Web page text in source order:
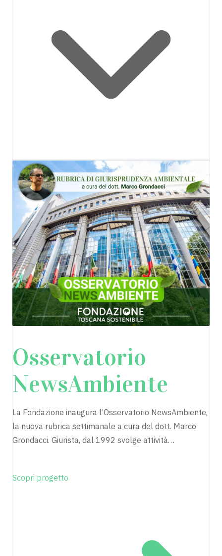
Osservatorio
NewsAmbiente
La Fondazione inaugura l’Osservatorio NewsAmbiente,
la nuova rubrica settimanale a cura del dott. Marco
Grondacci. Giurista, dal 1992 svolge attività…
Scopri progetto